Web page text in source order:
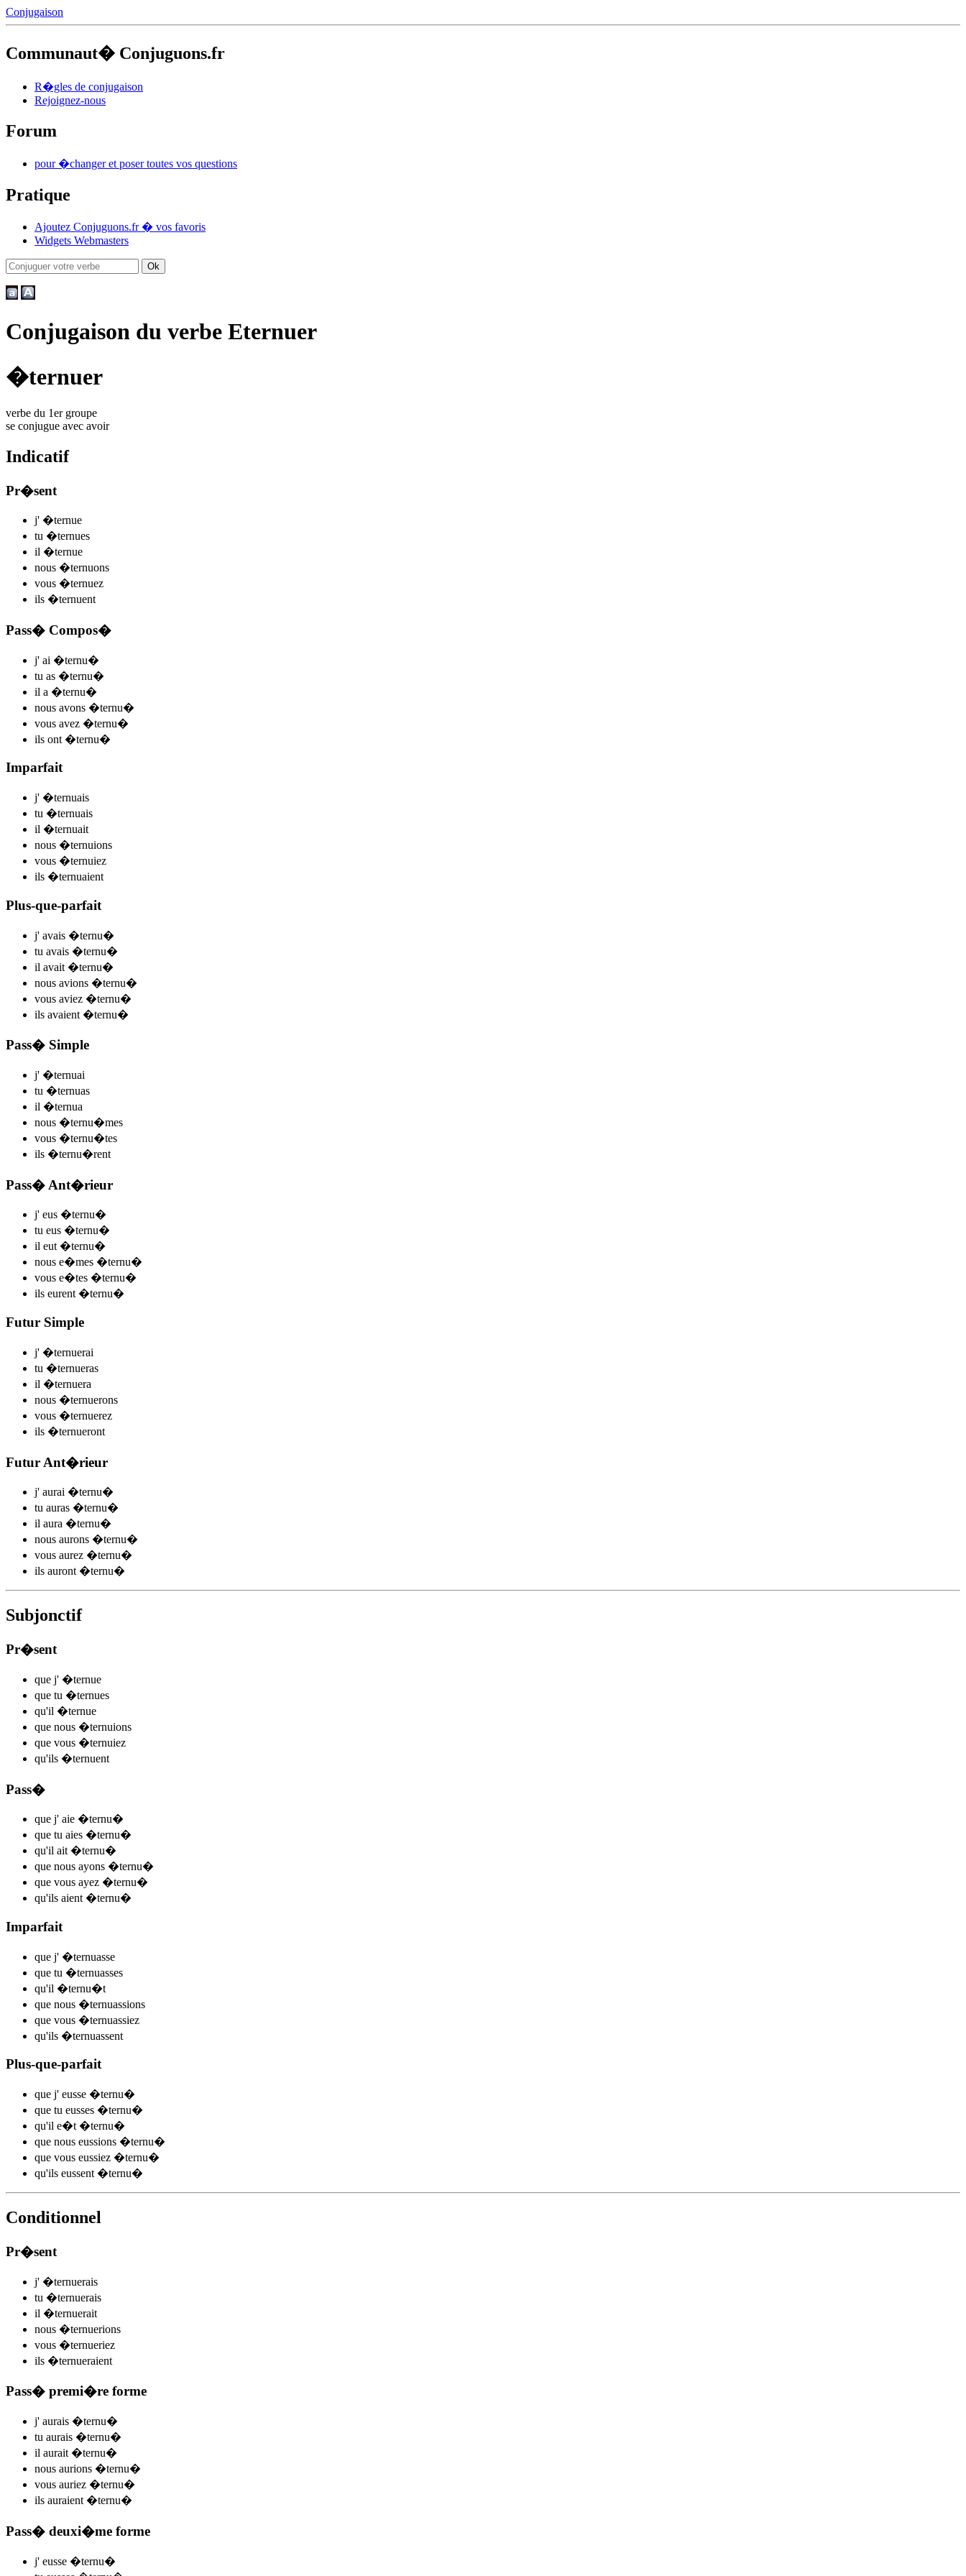
Conjugaison
Communaut� Conjuguons.fr
R�gles de conjugaison
Rejoignez-nous
Forum
pour �changer et poser toutes vos questions
Pratique
Ajoutez Conjuguons.fr � vos favoris
Widgets Webmasters
Conjugaison du verbe Eternuer
�ternuer
verbe du 1er groupe
se conjugue avec avoir
Indicatif
Pr�sent
j' �ternue
tu �ternues
il �ternue
nous �ternuons
vous �ternuez
ils �ternuent
Pass� Compos�
j' ai �ternu�
tu as �ternu�
il a �ternu�
nous avons �ternu�
vous avez �ternu�
ils ont �ternu�
Imparfait
j' �ternuais
tu �ternuais
il �ternuait
nous �ternuions
vous �ternuiez
ils �ternuaient
Plus-que-parfait
j' avais �ternu�
tu avais �ternu�
il avait �ternu�
nous avions �ternu�
vous aviez �ternu�
ils avaient �ternu�
Pass� Simple
j' �ternuai
tu �ternuas
il �ternua
nous �ternu�mes
vous �ternu�tes
ils �ternu�rent
Pass� Ant�rieur
j' eus �ternu�
tu eus �ternu�
il eut �ternu�
nous e�mes �ternu�
vous e�tes �ternu�
ils eurent �ternu�
Futur Simple
j' �ternuerai
tu �ternueras
il �ternuera
nous �ternuerons
vous �ternuerez
ils �ternueront
Futur Ant�rieur
j' aurai �ternu�
tu auras �ternu�
il aura �ternu�
nous aurons �ternu�
vous aurez �ternu�
ils auront �ternu�
Subjonctif
Pr�sent
que j' �ternue
que tu �ternues
qu'il �ternue
que nous �ternuions
que vous �ternuiez
qu'ils �ternuent
Pass�
que j' aie �ternu�
que tu aies �ternu�
qu'il ait �ternu�
que nous ayons �ternu�
que vous ayez �ternu�
qu'ils aient �ternu�
Imparfait
que j' �ternuasse
que tu �ternuasses
qu'il �ternu�t
que nous �ternuassions
que vous �ternuassiez
qu'ils �ternuassent
Plus-que-parfait
que j' eusse �ternu�
que tu eusses �ternu�
qu'il e�t �ternu�
que nous eussions �ternu�
que vous eussiez �ternu�
qu'ils eussent �ternu�
Conditionnel
Pr�sent
j' �ternuerais
tu �ternuerais
il �ternuerait
nous �ternuerions
vous �ternueriez
ils �ternueraient
Pass� premi�re forme
j' aurais �ternu�
tu aurais �ternu�
il aurait �ternu�
nous aurions �ternu�
vous auriez �ternu�
ils auraient �ternu�
Pass� deuxi�me forme
j' eusse �ternu�